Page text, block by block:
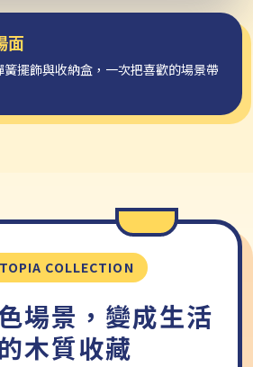
面
擺飾與收納盒，一次把喜歡的場景帶
COLLECTION
場景，變成生活
木質收藏